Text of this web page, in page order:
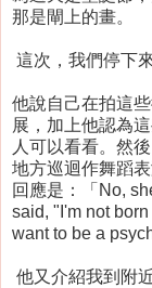
那是閘上的畫。
這次，我們停下
他說自己在拍這
展，加上他認為
人可以看看。然
地方巡迴作舞蹈
回應是：「No,
said, "I'm not
want to be a
他又介紹我到附